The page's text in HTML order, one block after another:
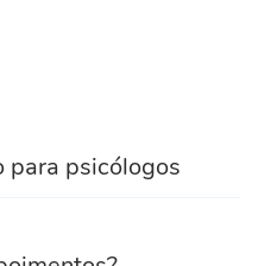
para psicólogos